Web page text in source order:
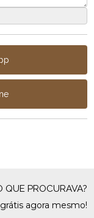
QUE PROCURAVA?
agora mesmo!